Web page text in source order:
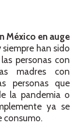
México en auge
siempre han sido
personas con
madres con
personas que
la pandemia o
ya se
consumo.